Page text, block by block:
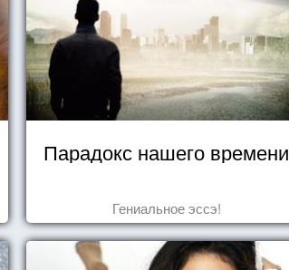
Парадокс нашего времени
Гениальное эссэ!